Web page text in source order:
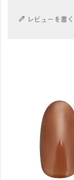
レビューを書く